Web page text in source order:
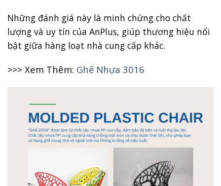
Những đánh giá này là minh chứng cho chất
lượng và uy tín của AnPlus, giúp thương hiệu nổi
bật giữa hàng loạt nhà cung cấp khác.
>>> Xem Thêm: Ghế Nhựa 3016